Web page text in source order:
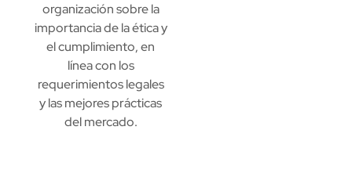
organización sobre la
importancia de la ética y
el cumplimiento, en
línea con los
requerimientos legales
y las mejores prácticas
del mercado.